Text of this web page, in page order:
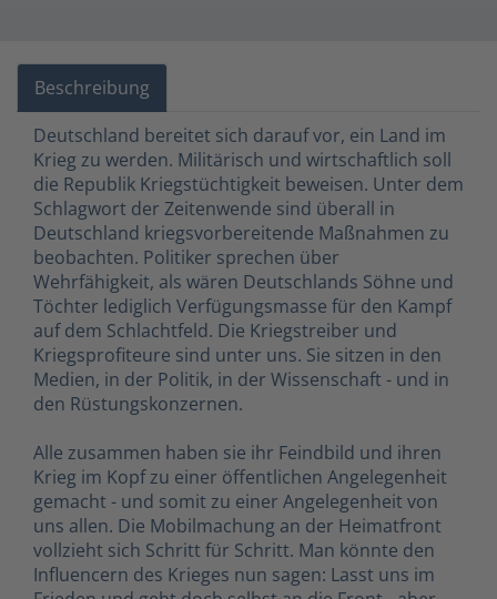
Beschreibung
Deutschland bereitet sich darauf vor, ein Land im
Krieg zu werden. Militärisch und wirtschaftlich soll
die Republik Kriegstüchtigkeit beweisen. Unter dem
Schlagwort der Zeitenwende sind überall in
Deutschland kriegsvorbereitende Maßnahmen zu
beobachten. Politiker sprechen über
Wehrfähigkeit, als wären Deutschlands Söhne und
Töchter lediglich Verfügungsmasse für den Kampf
auf dem Schlachtfeld. Die Kriegstreiber und
Kriegsprofiteure sind unter uns. Sie sitzen in den
Medien, in der Politik, in der Wissenschaft - und in
den Rüstungskonzernen.
Alle zusammen haben sie ihr Feindbild und ihren
Krieg im Kopf zu einer öffentlichen Angelegenheit
gemacht - und somit zu einer Angelegenheit von
uns allen. Die Mobilmachung an der Heimatfront
vollzieht sich Schritt für Schritt. Man könnte den
Influencern des Krieges nun sagen: Lasst uns im